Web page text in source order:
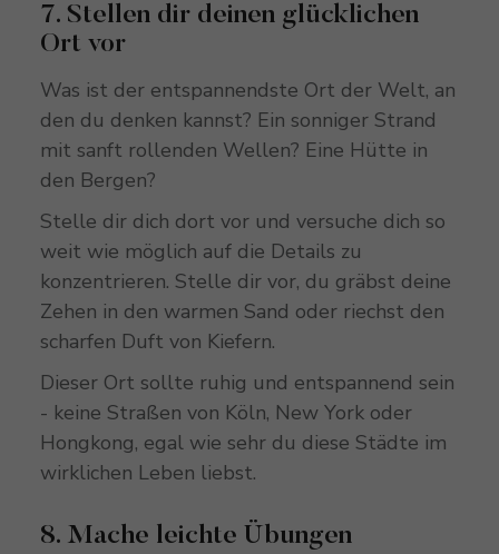
7. Stellen dir deinen glücklichen
Ort vor
Was ist der entspannendste Ort der Welt, an
den du denken kannst? Ein sonniger Strand
mit sanft rollenden Wellen? Eine Hütte in
den Bergen?
Stelle dir dich dort vor und versuche dich so
weit wie möglich auf die Details zu
konzentrieren. Stelle dir vor, du gräbst deine
Zehen in den warmen Sand oder riechst den
scharfen Duft von Kiefern.
Dieser Ort sollte ruhig und entspannend sein
- keine Straßen von Köln, New York oder
Hongkong, egal wie sehr du diese Städte im
wirklichen Leben liebst.
8. Mache leichte Übungen